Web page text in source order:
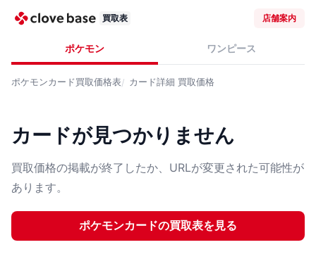
買取表 店舗案内
ポケモン ワンピース
ポケモンカード買取価格表 カード詳細 買取価格
カードが見つかりません
買取価格の掲載が終了したか、URLが変更された可能性が
あります。
ポケモンカードの買取表を見る